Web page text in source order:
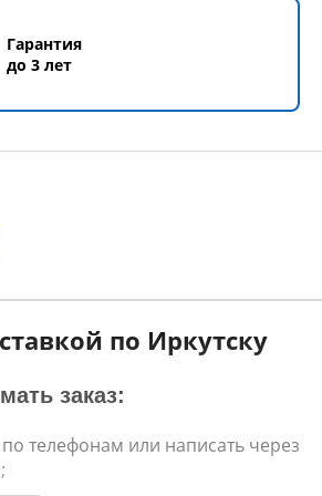
Гарантия
до 3 лет
по Иркутску
заказ:
телефонам или написать через